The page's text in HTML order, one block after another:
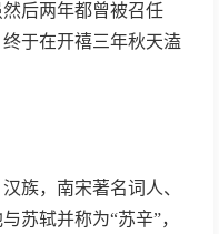
后两年都曾被召任
于在开禧三年秋天溘
，南宋著名词人、
苏轼并称为“苏辛”，